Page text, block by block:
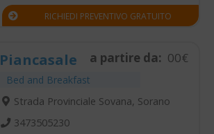
RICHIEDI PREVENTIVO GRATUITO
Piancasale
Bed and Breakfast
a partire da: 00€
Strada Provinciale Sovana, Sorano
3473505230